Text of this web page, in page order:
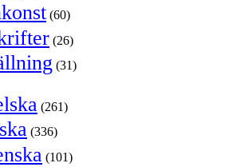
(60)
(26)
(31)
(261)
(336)
(101)